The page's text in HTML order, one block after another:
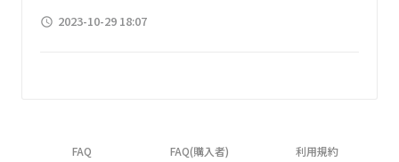
access_time 2023-10-29 18:07
FAQ FAQ(購入者) 利用規約